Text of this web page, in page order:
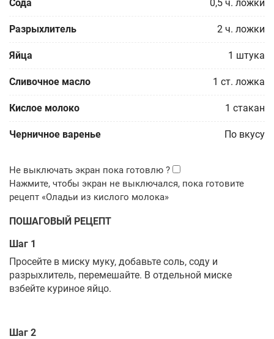
Сода 0,5 ч. ложки
Разрыхлитель 2 ч. ложки
Яйца 1 штука
Сливочное масло 1 ст. ложка
Кислое молоко 1 стакан
Черничное варенье По вкусу
ПОШАГОВЫЙ РЕЦЕПТ
Шаг 1
Просейте в миску муку, добавьте соль, соду и
разрыхлитель, перемешайте. В отдельной миске
взбейте куриное яйцо.
Шаг 2